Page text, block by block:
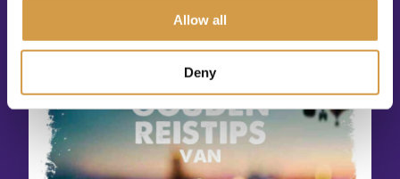
Allow all
Deny